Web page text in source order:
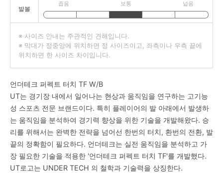
발볼
좁음 보통 넓음
※ 사이즈 안내는 주관적인 견해입니다.
※ 막대가 정중앙에 위치하면 정 사이즈이고, 좌측이나 우측 끝에
위치하면 한 사이즈 차이입니다.
언더테크 퍼펙트 터치 TF W/B
UT는 경기장 내에서 일어나는 현상과 움직임을 연구하는 고기능
성 스포츠 전문 브랜드이다. 특히 플레이어의 발 아래에서 발생하
는 움직임을 분석하여 경기력 향상을 위한 기술을 개발해왔다. 승
리를 위해서는 완벽한 전략을 넘어선 한번의 터치, 환번의 전환, 발
끝의 정확함이 필요하다. 언더테크는 실전 움직임을 분석하고 가
장 필요한 기술을 적용한 '언더테크 퍼펙트 터치 TF'를 개발했다.
UT로고는 UNDER TECH 의 철학과 기술력을 상징한다.